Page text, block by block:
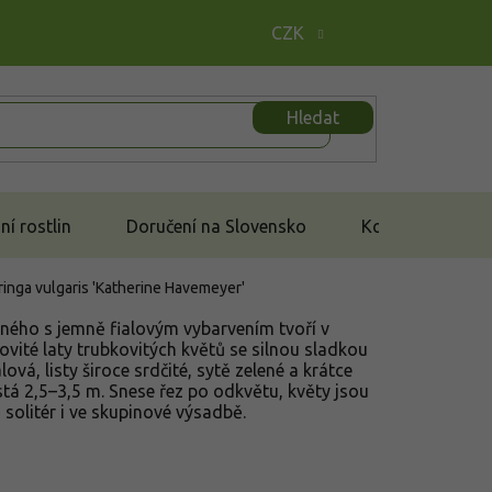
CZK
Hledat
rostlin Doručení na Slovensko Kontakt
vulgaris 'Katherine Havemeyer'
s jemně fialovým vybarvením tvoří v
laty trubkovitých květů se silnou sladkou
listy široce srdčité, sytě zelené a krátce
2,5–3,5 m. Snese řez po odkvětu, květy jsou
i ve skupinové výsadbě.